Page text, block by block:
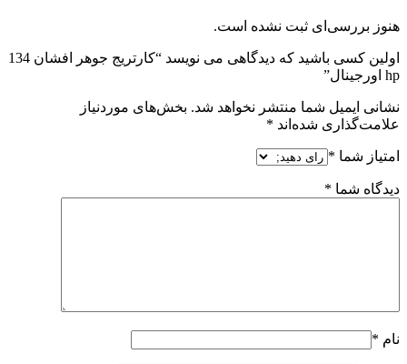
هنوز بررسی‌ای ثبت نشده است.
اولین کسی باشید که دیدگاهی می نویسد “کارتریج جوهر افشان 134
hp اورجینال”
نشانی ایمیل شما منتشر نخواهد شد. بخش‌های موردنیاز
علامت‌گذاری شده‌اند *
امتیاز شما *
دیدگاه شما *
نام *